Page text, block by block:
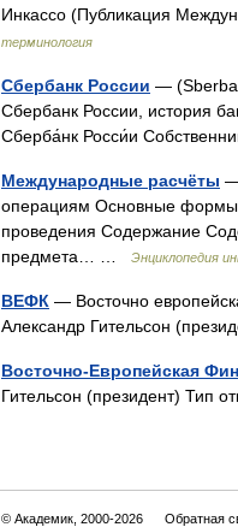
Инкассо (Публикация
терминология
Сбербанк России —
Сбербанк России, история
Сберба́нк Росси́и
Международные расчёты —
операциям Основные формы
проведения Содержание
предмета… …
Энциклопедия
ВЕФК — Восточно
Александр Гительсон
Восточно-Европейская
Гительсон (президент) Тип
© Академик, 2000-2026 Обратная